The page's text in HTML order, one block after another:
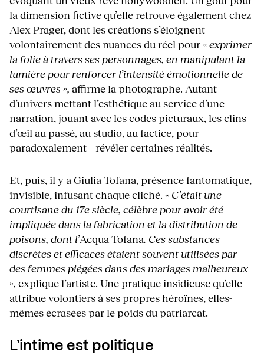
la dimension fictive qu’elle retrouve également chez
Alex Prager, dont les créations s’éloignent
volontairement des nuances du réel pour « exprimer
la folie à travers ses personnages, en manipulant la
lumière pour renforcer l’intensité émotionnelle de
ses œuvres », affirme la photographe. Autant
d’univers mettant l’esthétique au service d’une
narration, jouant avec les codes picturaux, les clins
d’œil au passé, au studio, au factice, pour –
paradoxalement – révéler certaines réalités.
Et, puis, il y a Giulia Tofana, présence fantomatique,
invisible, infusant chaque cliché. « C’était une
courtisane du 17e siècle, célèbre pour avoir été
impliquée dans la fabrication et la distribution de
poisons, dont l’Acqua Tofana. Ces substances
discrètes et efficaces étaient souvent utilisées par
des femmes piégées dans des mariages malheureux
», explique l’artiste. Une pratique insidieuse qu’elle
attribue volontiers à ses propres héroïnes, elles-
mêmes écrasées par le poids du patriarcat.
L’intime est politique